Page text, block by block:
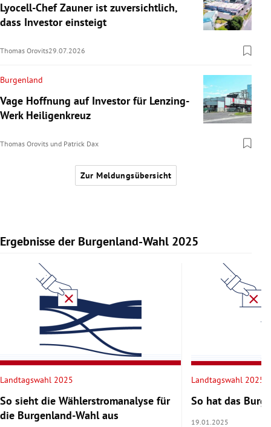
Lyocell-Chef Zauner ist zuversichtlich,
dass Investor einsteigt
Thomas Orovits29.07.2026
Burgenland
Vage Hoffnung auf Investor für Lenzing-
Werk Heiligenkreuz
Thomas Orovits und Patrick Dax
Zur Meldungsübersicht
Ergebnisse der Burgenland-Wahl 2025
Slide 1 von 11
Landtagswahl 2025
So sieht die Wählerstromanalyse für
die Burgenland-Wahl aus
Landtagswahl 2025
So hat das
19.01.2025